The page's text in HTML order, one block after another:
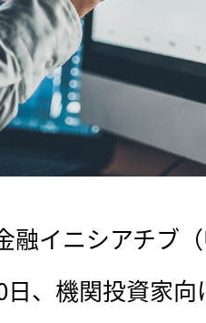
イニシアチブ
日、機関投資家